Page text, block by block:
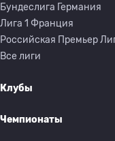
Бундеслига Германия
Лига 1 Франция
Российская Премьер
Все лиги
Клубы
Чемпионаты